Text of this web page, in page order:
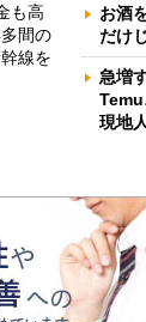
も高
間の
線を
お酒
だけ
急増
現地